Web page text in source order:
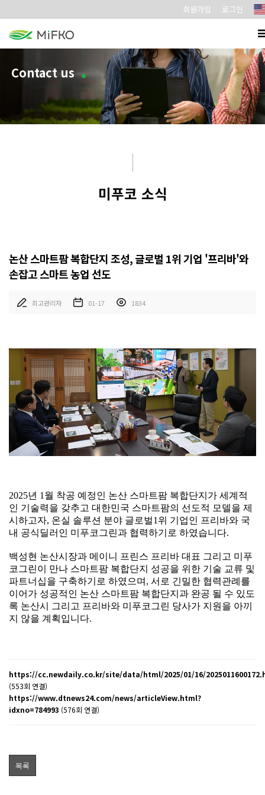
회원가입 로그인
Contact us
미푸코 소식
논산 스마트팜 복합단지 조성, 글로벌 1위 기업 '프리바'와
손잡고 스마트 농업 선도
최고관리자 01-17 1834
2025년 1월 착공 예정인 논산 스마트팜 복합단지가 세계적
인 기술력을 갖추고 대한민국 스마트팜의 선도적 모델을 제
시하고자, 온실 솔루션 분야 글로벌1위 기업인 프리바와 국
내 공식딜러인 미푸코그린과 협력하기로 하였습니다.
백성현 논산시장과 메이니 프린스 프리바 대표 그리고 미푸
코그린이 만나 스마트팜 복합단지 성공을 위한 기술 교류 및
파트너십을 구축하기로 하였으며, 서로 긴밀한 협력관례를
이어가 성공적인 논산 스마트팜 복합단지과 완공 될 수 있도
록 논산시 그리고 프리바와 미푸코그린 당사가 지원을 아끼
지 않을 계획입니다.
https://cc.newdaily.co.kr/site/data/html/2025/01/16/
(553회 연결)
https://www.dtnews24.com/news/articleView.html?
idxno=784993 (576회 연결)
목록